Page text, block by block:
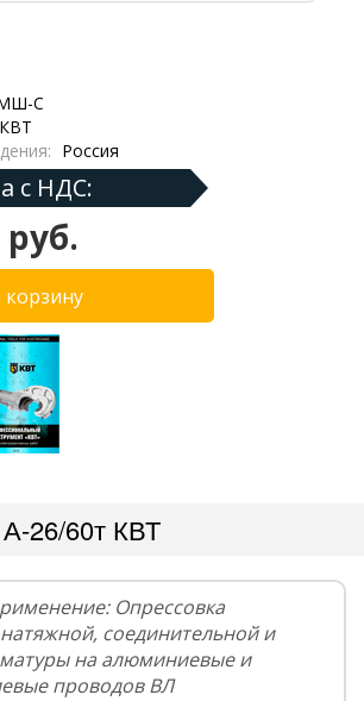
С
КВТ
Россия
с НДС:
руб.
26/60т КВТ
Опрессовка
соединительной и
на алюминиевые и
проводов ВЛ